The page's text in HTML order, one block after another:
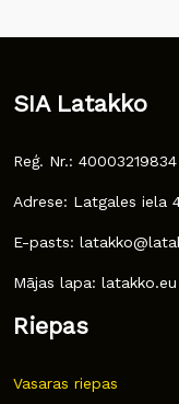
SIA Latakko
Reģ. Nr.: 40003219834
Adrese: Latgales iela
E-pasts:
Mājas lapa: latakko.eu
Riepas
Vasaras riepas